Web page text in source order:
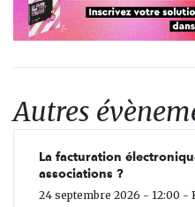
Autres
La facturation
associations ?
24 septembre 2026 - 12:00 -